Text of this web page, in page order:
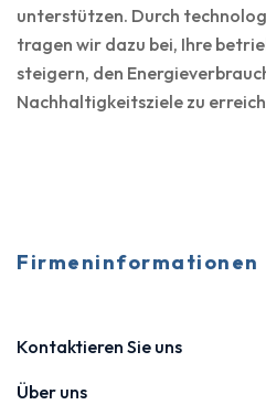
unterstützen. Durch
tragen wir dazu bei, Ihre
steigern, den
Nachhaltigkeitsziele zu
Firmeninformationen
Kontaktieren Sie uns
Über uns